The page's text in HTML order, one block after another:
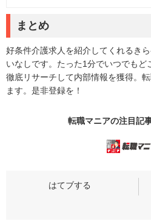
まとめ
好条件介護求人を紹介してくれるき
いなしです。たった1分でいつでもど
徹底リサーチして内部情報を獲得。
ます。是非登録を！
転職マニアの注目記